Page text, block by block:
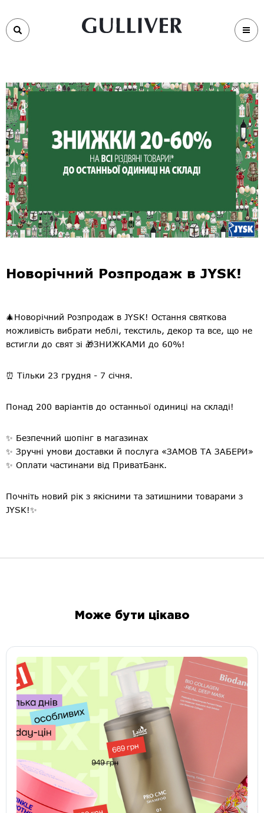
Новорічний Розпродаж в JYSK!
🎄Новорічний Розпродаж в JYSK! Остання святкова
можливість вибрати меблі, текстиль, декор та все, що не
встигли до свят зі 🎁ЗНИЖКАМИ до 60%!
⏰ Тільки 23 грудня - 7 січня.
Понад 200 варіантів до останньої одиниці на складі!
✨ Безпечний шопінг в магазинах
✨ Зручні умови доставки й послуга «ЗАМОВ ТА ЗАБЕРИ»
✨ Оплати частинами від ПриватБанк.
Почніть новий рік з якісними та затишними товарами з
JYSK!✨
Може бути цікаво